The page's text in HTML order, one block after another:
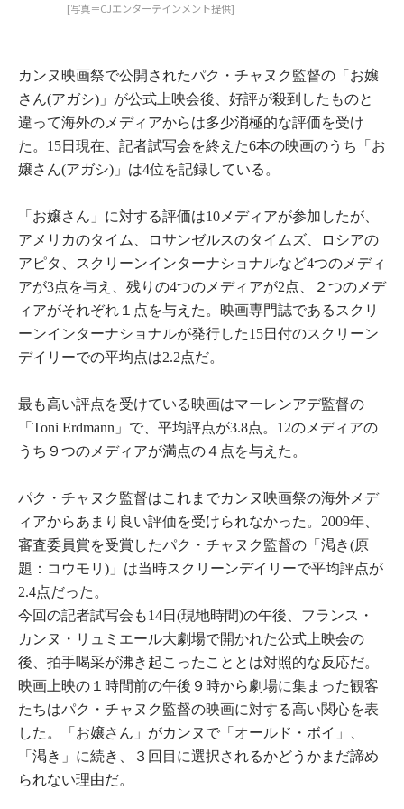
[写真＝CJエンターテインメント提供]
カンヌ映画祭で公開されたパク・チャヌク監督の「お嬢
さん(アガシ)」が公式上映会後、好評が殺到したものと
違って海外のメディアからは多少消極的な評価を受け
た。15日現在、記者試写会を終えた6本の映画のうち「お
嬢さん(アガシ)」は4位を記録している。
「お嬢さん」に対する評価は10メディアが参加したが、
アメリカのタイム、ロサンゼルスのタイムズ、ロシアの
アピタ、スクリーンインターナショナルなど4つのメディ
アが3点を与え、残りの4つのメディアが2点、２つのメデ
ィアがそれぞれ１点を与えた。映画専門誌であるスクリ
ーンインターナショナルが発行した15日付のスクリーン
デイリーでの平均点は2.2点だ。
最も高い評点を受けている映画はマーレンアデ監督の
「Toni Erdmann」で、平均評点が3.8点。12のメディアの
うち９つのメディアが満点の４点を与えた。
パク・チャヌク監督はこれまでカンヌ映画祭の海外メデ
ィアからあまり良い評価を受けられなかった。2009年、
審査委員賞を受賞したパク・チャヌク監督の「渇き(原
題：コウモリ)」は当時スクリーンデイリーで平均評点が
2.4点だった。
今回の記者試写会も14日(現地時間)の午後、フランス・
カンヌ・リュミエール大劇場で開かれた公式上映会の
後、拍手喝采が沸き起こったこととは対照的な反応だ。
映画上映の１時間前の午後９時から劇場に集まった観客
たちはパク・チャヌク監督の映画に対する高い関心を表
した。「お嬢さん」がカンヌで「オールド・ボイ」、
「渇き」に続き、３回目に選択されるかどうかまだ諦め
られない理由だ。